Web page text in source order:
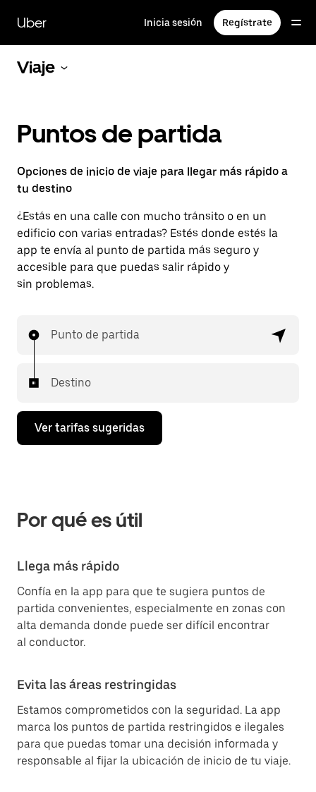
contenido
principal
Uber Inicia sesión Regístrate
Viaje
Puntos de partida
Opciones de inicio de viaje para llegar más rápido a
tu destino
¿Estás en una calle con mucho tránsito o en un
edificio con varias entradas? Estés donde estés la
app te envía al punto de partida más seguro y
accesible para que puedas salir rápido y
sin problemas.
Punto de partida
Destino
Ver tarifas sugeridas
Por qué es útil
Llega más rápido
Confía en la app para que te sugiera puntos de
partida convenientes, especialmente en zonas con
alta demanda donde puede ser difícil encontrar
al conductor.
Evita las áreas restringidas
Estamos comprometidos con la seguridad. La app
marca los puntos de partida restringidos e ilegales
para que puedas tomar una decisión informada y
responsable al fijar la ubicación de inicio de tu viaje.